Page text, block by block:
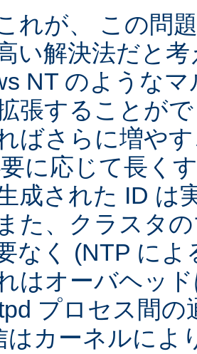
れが、 この問
い解決法だと
NT のような
張することが
ばさらに増や
に応じて長く
成された ID は
た、クラスタ
なく (NTP に
はオーバヘッ
プロセス間
はカーネルによ